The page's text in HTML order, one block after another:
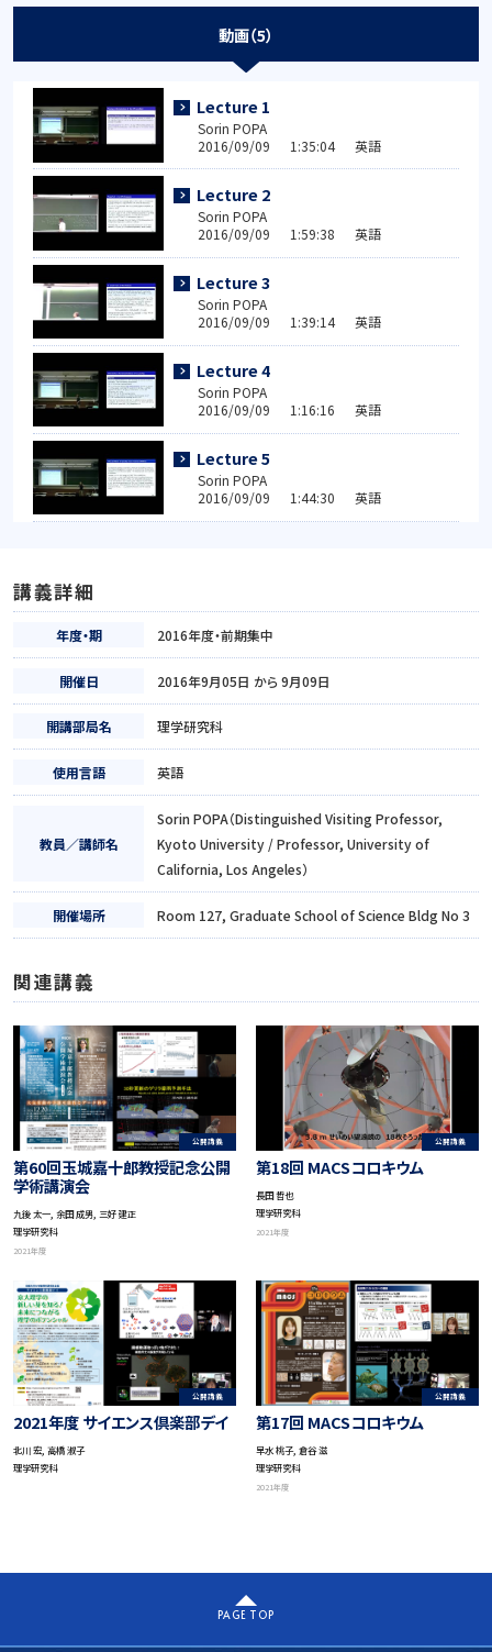
動画（5）
Lecture 1
Sorin POPA
2016/09/09 1:35:04 英語
Lecture 2
Sorin POPA
2016/09/09 1:59:38 英語
Lecture 3
Sorin POPA
2016/09/09 1:39:14 英語
Lecture 4
Sorin POPA
2016/09/09 1:16:16 英語
Lecture 5
Sorin POPA
2016/09/09 1:44:30 英語
講義詳細
年度・期 2016年度・前期集中
開催日 2016年9月05日 から 9月09日
開講部局名 理学研究科
使用言語 英語
教員／講師名
Sorin POPA（Distinguished Visiting Professor,
Kyoto University / Professor, University of
California, Los Angeles）
開催場所 Room 127, Graduate School of Science Bldg No 3
関連講義
公開講義
第60回玉城嘉十郎教授記念公開
学術講演会
九後 太一, 余田 成男, 三好 建正
理学研究科
2021年度
公開講義
第18回 MACSコロキウム
長田 哲也
理学研究科
2021年度
公開講義
2021年度 サイエンス倶楽部デイ
北川 宏, 高橋 淑子
理学研究科
公開講義
第17回 MACSコロキウム
早水 桃子, 倉谷 滋
理学研究科
2021年度
PAGE TOP